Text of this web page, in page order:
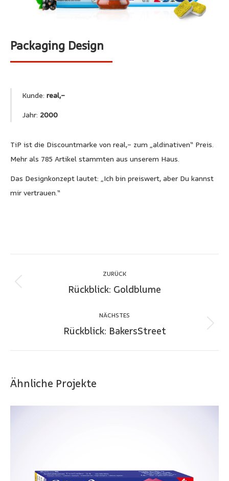
Packaging Design
Kunde: real,-
Jahr: 2000
TiP ist die Discountmarke von real,- zum „aldinativen“ Preis.
Mehr als 785 Artikel stammten aus unserem Haus.
Das Designkonzept lautet: „Ich bin preiswert, aber Du kannst
mir vertrauen.“
navigation
ZURÜCK
Previous
Rückblick: Goldblume
NÄCHSTES
Next
Rückblick: BakersStreet
Ähnliche Projekte